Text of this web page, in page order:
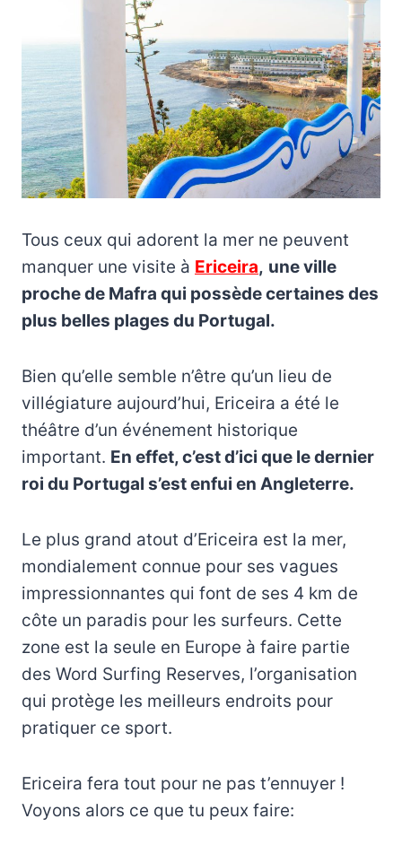
Tous ceux qui adorent la mer ne peuvent
manquer une visite à Ericeira, une ville
proche de Mafra qui possède certaines des
plus belles plages du Portugal.
Bien qu’elle semble n’être qu’un lieu de
villégiature aujourd’hui, Ericeira a été le
théâtre d’un événement historique
important. En effet, c’est d’ici que le dernier
roi du Portugal s’est enfui en Angleterre.
Le plus grand atout d’Ericeira est la mer,
mondialement connue pour ses vagues
impressionnantes qui font de ses 4 km de
côte un paradis pour les surfeurs. Cette
zone est la seule en Europe à faire partie
des Word Surfing Reserves, l’organisation
qui protège les meilleurs endroits pour
pratiquer ce sport.
Ericeira fera tout pour ne pas t’ennuyer !
Voyons alors ce que tu peux faire: